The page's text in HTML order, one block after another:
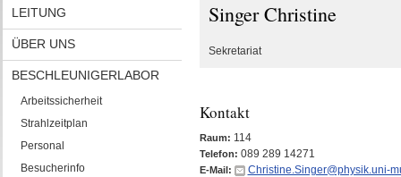
LEITUNG
ÜBER UNS
BESCHLEUNIGERLABOR
Arbeitssicherheit
Strahlzeitplan
Personal
Besucherinfo
Singer Christine
Sekretariat
Kontakt
Raum: 114
Telefon: 089 289 14271
E-Mail: Christine.Singer@physik.uni-